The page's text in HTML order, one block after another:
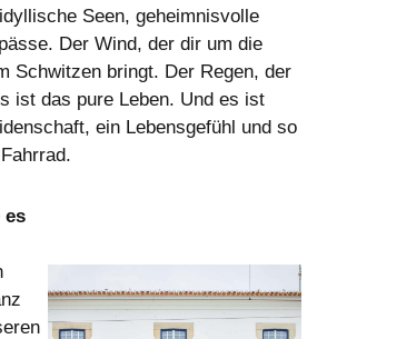
Seen, geheimnisvolle
Der Wind, der dir um die
Schwitzen bringt. Der Regen, der
ist das pure Leben. Und es ist
ein Lebensgefühl und so
es